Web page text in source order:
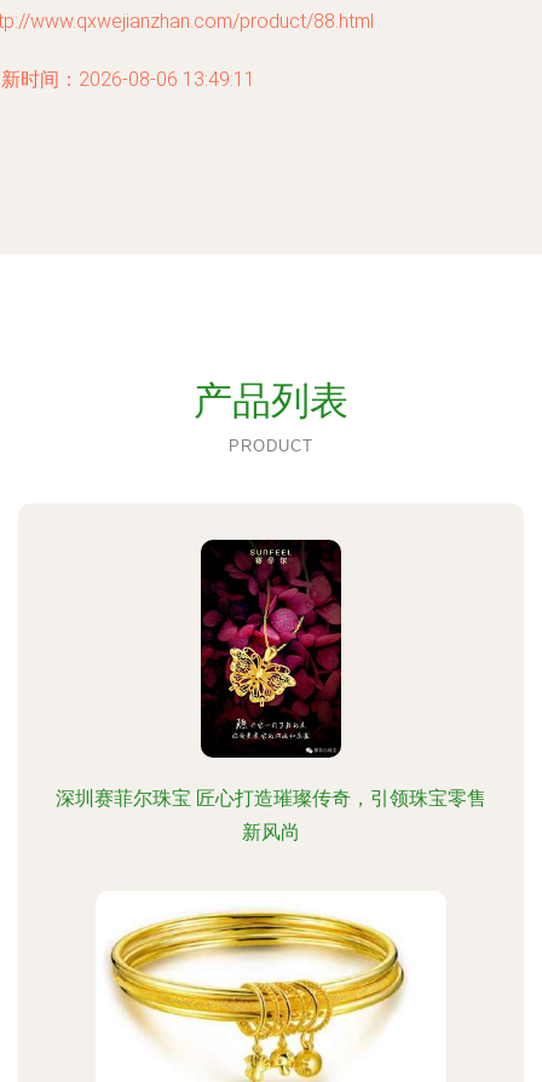
www.qxwejianzhan.com/product/88.html
时间：2026-08-06 13:49:11
产品列表
PRODUCT
深圳赛菲尔珠宝 匠心打造璀璨传奇，引领珠宝零售
新风尚